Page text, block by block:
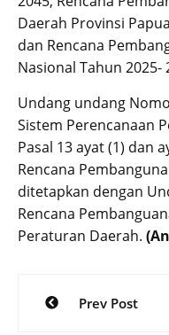
Daerah Provinsi
dan Rencana
Nasional Tahun 2025-
Undang undang
Sistem Perencanaan
Pasal 13 ayat (1) dan
Rencana
ditetapkan dengan
Rencana
Peraturan Daerah.
Post
navigation
Prev Post